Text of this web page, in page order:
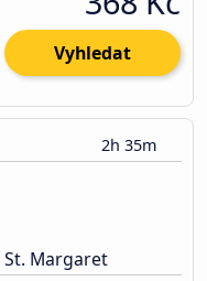
Vyhledat
2h 35m
Margaret